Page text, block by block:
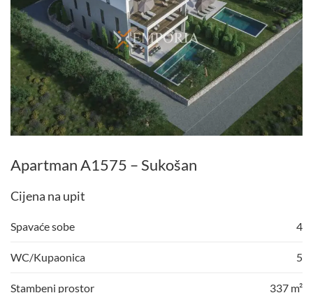
Apartman A1575 – Sukošan
Cijena na upit
Spavaće sobe 4
WC/Kupaonica 5
Stambeni prostor 337 m²